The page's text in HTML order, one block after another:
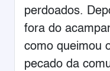
perdoados.
fora do
como queimou
pecado da